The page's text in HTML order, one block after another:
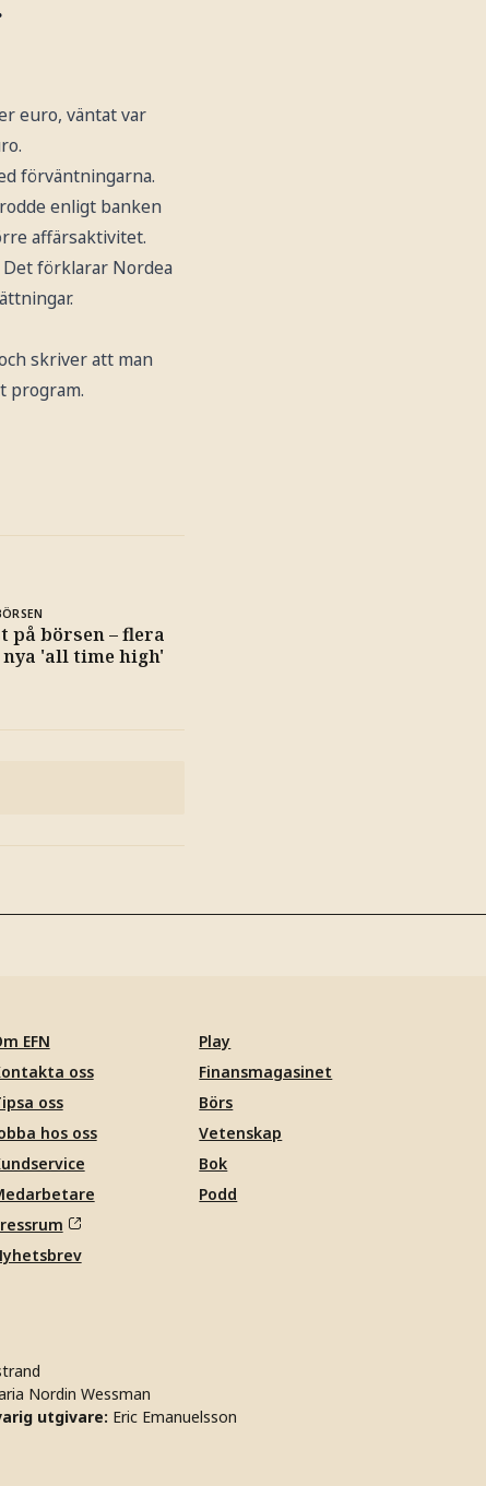
euro, väntat var
förväntningarna.
enligt banken
affärsaktivitet.
förklarar Nordea
skriver att man
program.
på börsen – flera
'all time high'
EFN
oss
oss
hos oss
Play
Finansmagasinet
Börs
Vetenskap
Bok
Podd
Nordin Wessman
utgivare: Eric Emanuelsson